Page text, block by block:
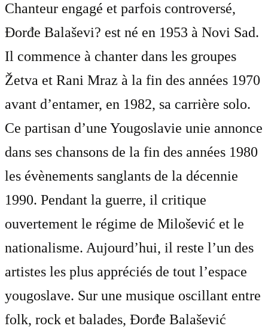
Chanteur engagé et parfois controversé,
Đorđe Balaševi? est né en 1953 à Novi Sad.
Il commence à chanter dans les groupes
Žetva et Rani Mraz à la fin des années 1970
avant d’entamer, en 1982, sa carrière solo.
Ce partisan d’une Yougoslavie unie annonce
dans ses chansons de la fin des années 1980
les évènements sanglants de la décennie
1990. Pendant la guerre, il critique
ouvertement le régime de Milošević et le
nationalisme. Aujourd’hui, il reste l’un des
artistes les plus appréciés de tout l’espace
yougoslave. Sur une musique oscillant entre
folk, rock et balades, Đorđe Balašević